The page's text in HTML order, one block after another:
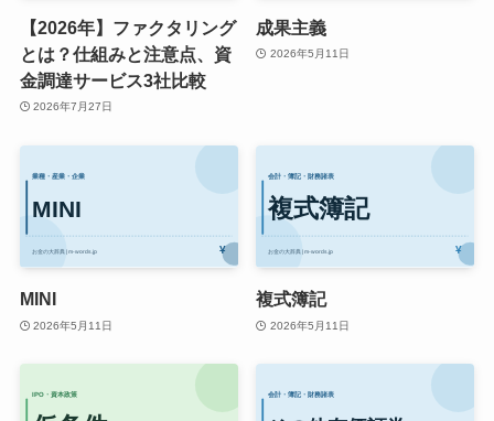
【2026年】ファクタリング
とは？仕組みと注意点、資
金調達サービス3社比較
2026年7月27日
成果主義
2026年5月11日
MINI
2026年5月11日
複式簿記
2026年5月11日